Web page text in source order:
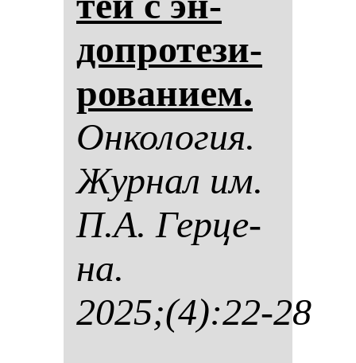
доп­ро­те­зи­
ро­ва­ни­ем.
Он­ко­ло­гия.
Жур­нал им.
П.А. Гер­це­
на.
2025;(4):22-28